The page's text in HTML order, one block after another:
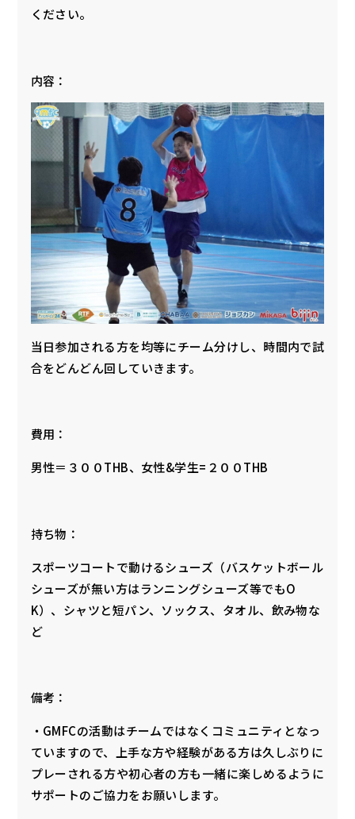
ください。
内容：
当日参加される方を均等にチーム分けし、時間内で試
合をどんどん回していきます。
費用：
男性＝３００THB、女性&学生=２００THB
持ち物：
スポーツコートで動けるシューズ（バスケットボール
シューズが無い方はランニングシューズ等でもO
K）、シャツと短パン、ソックス、タオル、飲み物な
ど
備考：
・GMFCの活動はチームではなくコミュニティとなっ
ていますので、上手な方や経験がある方は久しぶりに
プレーされる方や初心者の方も一緒に楽しめるように
サポートのご協力をお願いします。